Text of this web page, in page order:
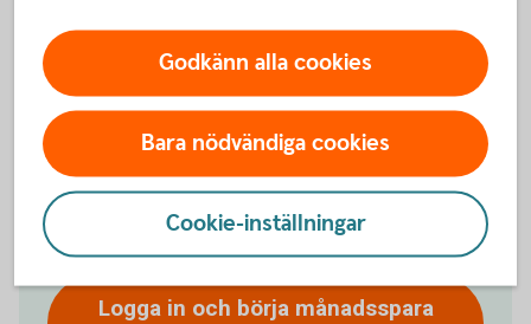
0 % 15 %
Förväntat sparbelopp om 10 år
172 019 kr
Insättningar från dig är 120 000 kr.
Logga in och börja månadsspara
Godkänn alla cookies
Bara nödvändiga cookies
Cookie-inställningar